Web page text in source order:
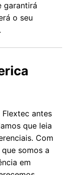
garantirá
o seu
Flextec antes
que leia
Com
somos a
em